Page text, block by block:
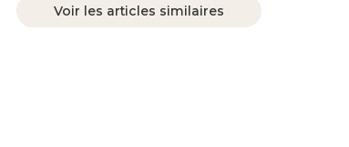
Voir les articles similaires